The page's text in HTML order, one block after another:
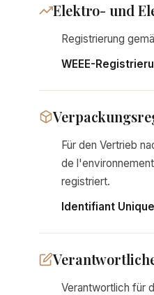
Elektro- und
Registrierung
WEEE-
Für den Vertrieb
de
registriert.
Identifiant
Verantwortlich für